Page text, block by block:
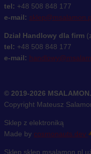
tel: +48 508 848 177
e-mail:
Dział Handlowy dla firm
tel: +48 508 848 177
e-mail:
© 2019-2026
Copyright Mateusz
Sklep z elektroniką
Made by cosmonauts.dev
Sklep sklep.msalamon.pl